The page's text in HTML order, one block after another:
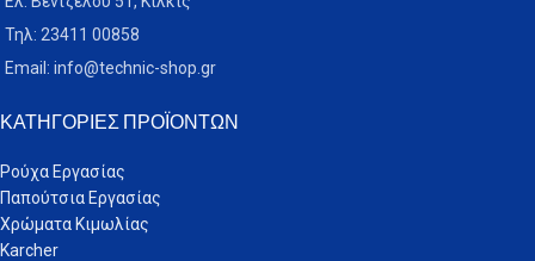
Τηλ: 23411 00858
Email: info@technic-shop.gr
ΚΑΤΗΓΟΡΊΕΣ ΠΡΟΪΌΝΤΩΝ
Ρούχα Εργασίας
Παπούτσια Εργασίας
Χρώματα Κιμωλίας
Karcher